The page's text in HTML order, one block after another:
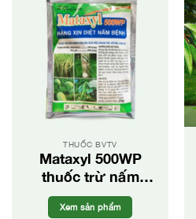
THUỐC BVTV
Mataxyl 500WP
thuốc trừ nấm
bệnh
Xem sản phẩm